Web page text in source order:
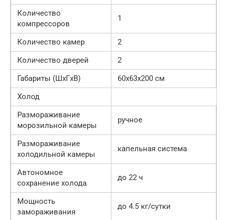
Количество
компрессоров
1
Количество камер
2
Количество дверей
2
Габариты (ШxГxВ)
60x63x200 см
Холод
Размораживание
морозильной камеры
ручное
Размораживание
холодильной камеры
капельная система
Автономное
сохранение холода
до 22 ч
Мощность
замораживания
до 4.5 кг/cутки